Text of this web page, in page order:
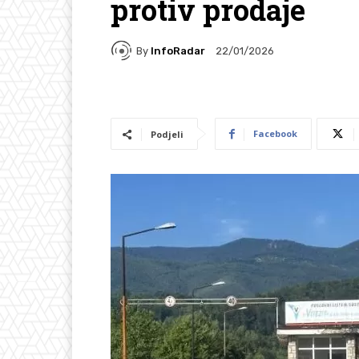
protiv prodaje
By InfoRadar 22/01/2026
Podjeli Facebook